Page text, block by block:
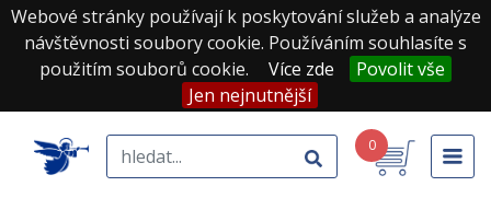
Webové stránky používají k poskytování služeb a analýze
návštěvnosti soubory cookie. Používáním souhlasíte s
použitím souborů cookie.
Více zde
Povolit vše
Jen nejnutnější
0